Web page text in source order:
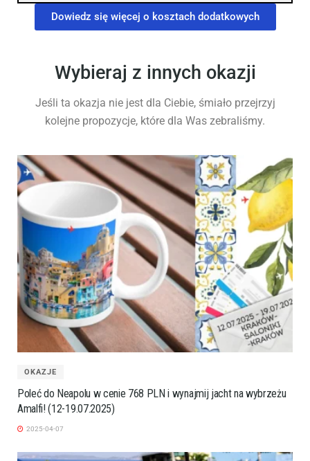
Dowiedz się więcej o kosztach dodatkowych
Wybieraj z innych okazji
Jeśli ta okazja nie jest dla Ciebie, śmiało przejrzyj
kolejne propozycje, które dla Was zebraliśmy.
OKAZJE
Poleć do Neapolu w cenie 768 PLN i wynajmij jacht na wybrzeżu
Amalfi! (12-19.07.2025)
2025-04-07